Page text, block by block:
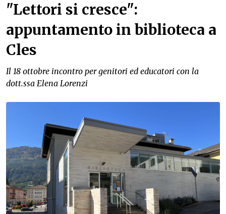
"Lettori si cresce":
appuntamento in biblioteca a
Cles
Il 18 ottobre incontro per genitori ed educatori con la
dott.ssa Elena Lorenzi